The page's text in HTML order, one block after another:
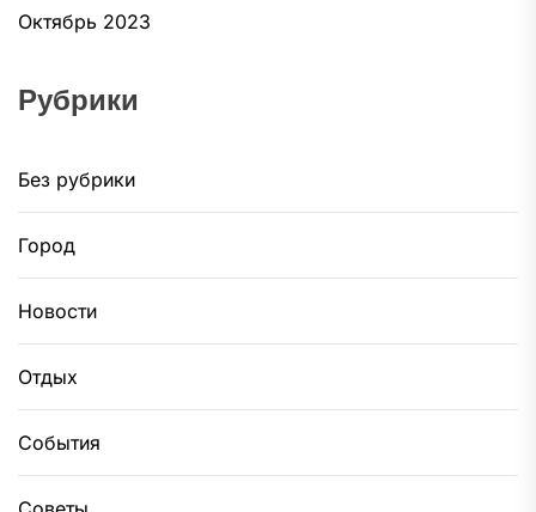
Октябрь 2023
Рубрики
Без рубрики
Город
Новости
Отдых
События